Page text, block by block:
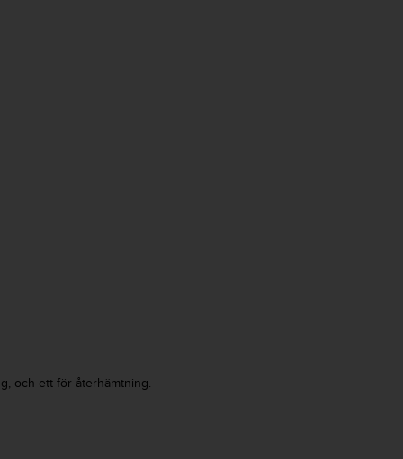
och ett för återhämtning.